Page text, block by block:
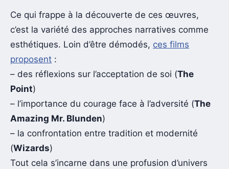
Ce qui frappe à la découverte de ces œuvres,
c’est la variété des approches narratives comme
esthétiques. Loin d’être démodés, ces films
proposent :
– des réflexions sur l’acceptation de soi (The
Point)
– l’importance du courage face à l’adversité (The
Amazing Mr. Blunden)
– la confrontation entre tradition et modernité
(Wizards)
Tout cela s’incarne dans une profusion d’univers